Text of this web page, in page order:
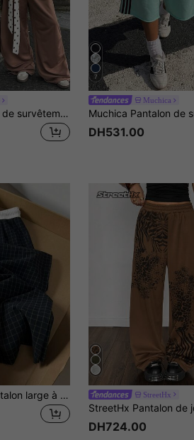
Coolane Pantalon de survêtement ample à cordon de serrage, patchwork à pois, style sport décontracté d'été
7
Muchica
DH531.00
SAOYANGYU Pantalon large à taille élastique et cordon de serrage à carreaux décontracté pour femmes, tissu tissé 145G noir printemps, esthétique StreetHx
DH724.00